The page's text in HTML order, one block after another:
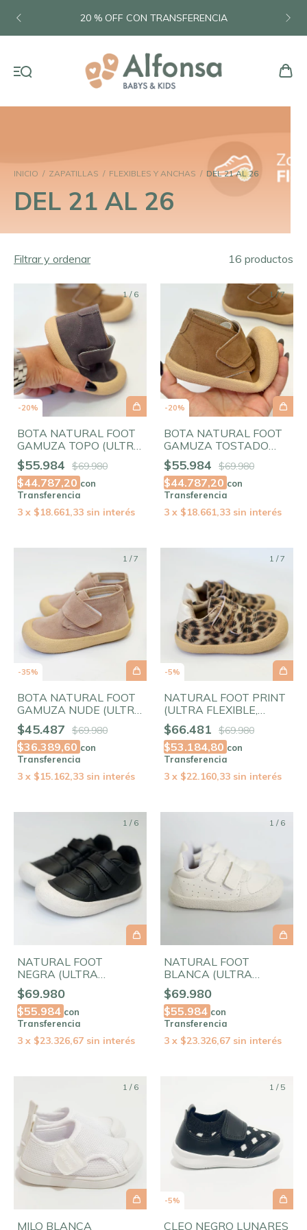
20 % OFF CON TRANSFERENCIA
INICIO / ZAPATILLAS / FLEXIBLES Y ANCHAS / DEL 21 AL 26
DEL 21 AL 26
Filtrar y ordenar 16 productos
1/ 6
-20%
BOTA NATURAL FOOT
GAMUZA TOPO (ULTRA
FLEXIBLE, PUNTERA
AMPLIA)
$55.984 $69.980
$44.787,20 con
Transferencia
3 x $18.661,33 sin interés
1/7
-20%
BOTA NATURAL FOOT
GAMUZA TOSTADO
(ULTRA FLEXIBLE,
PUNTERA AMPLIA)
$55.984 $69.980
$44.787,20 con
Transferencia
3 x $18.661,33 sin interés
1 /7
-35%
BOTA NATURAL FOOT
GAMUZA NUDE (ULTRA
FLEXIBLE, PUNTERA
AMPLIA)
$45.487 $69.980
$36.389,60 con
Transferencia
3 x $15.162,33 sin interés
1 /7
-5%
NATURAL FOOT PRINT
(ULTRA FLEXIBLE,
PUNTERA AMPLIA)
$66.481 $69.980
$53.184,80 con
Transferencia
3 x $22.160,33 sin interés
1 / 6
NATURAL FOOT
NEGRA (ULTRA
FLEXIBLE, PUNTERA
AMPLIA)
$69.980
$55.984 con
Transferencia
3 x $23.326,67 sin interés
1 / 6
NATURAL FOOT
BLANCA (ULTRA
FLEXIBLE, PUNTERA
AMPLIA)
$69.980
$55.984 con
Transferencia
3 x $23.326,67 sin interés
1 / 6
MILO BLANCA
1 / 5
-5%
CLEO NEGRO LUNARES